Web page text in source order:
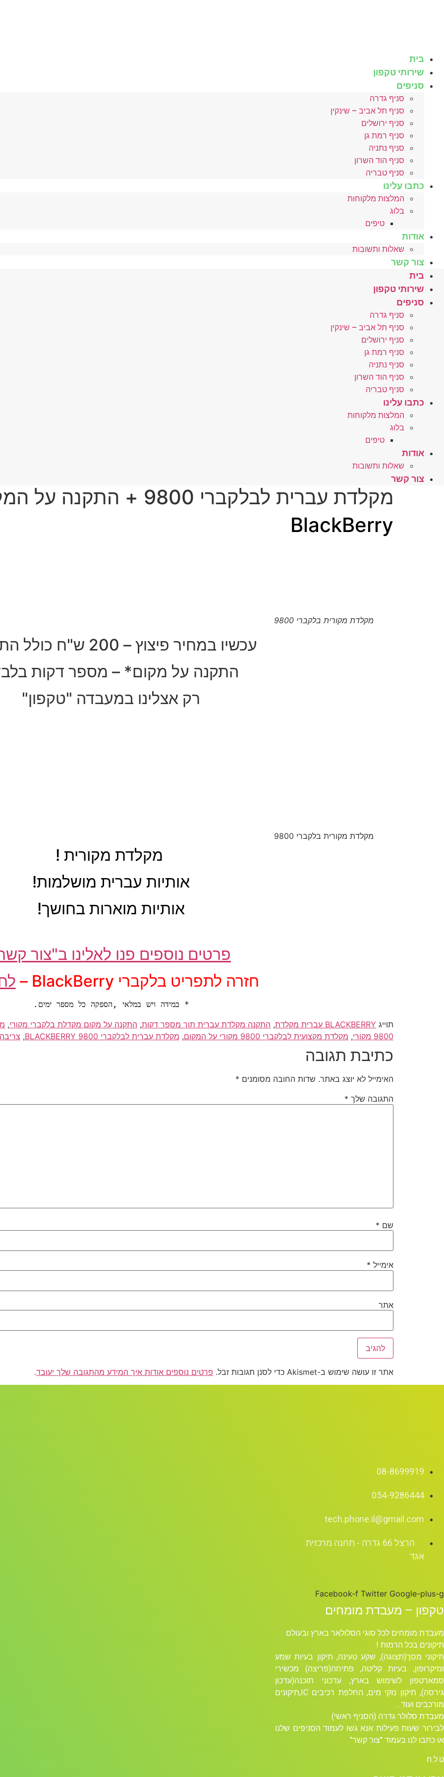
בית
שירותי טקפון
סניפים
סניף גדרה
סניף תל אביב – שינקין
סניף ירושלים
סניף רמת גן
סניף נתניה
סניף הוד השרון
סניף טבריה
כתבו עלינו
המלצות מלקוחות
בלוג
טיפים
אודות
שאלות ותשובות
צור קשר
בית
שירותי טקפון
סניפים
סניף גדרה
סניף תל אביב – שינקין
סניף ירושלים
סניף רמת גן
סניף נתניה
סניף הוד השרון
סניף טבריה
כתבו עלינו
המלצות מלקוחות
בלוג
טיפים
אודות
שאלות ותשובות
צור קשר
מקלדת עברית לבלקברי 9800 + התקנה על המקום – לחץ כאן
BlackBerry
מקלדת מקורית בלקברי 9800
עכשיו במחיר פיצוץ – 200 ש"ח כולל התקנה !
התקנה על מקום* – מספר דקות
רק אצלינו במעבדה "טקפון"
מקלדת מקורית בלקברי 9800
מקלדת מקורית !
אותיות עברית מושלמות!
אותיות מוארות בחושך!
פרטים נוספים פנו לאלינו ב"צור
חזרה לתפריט בלקברי BlackBerry –
* במידה ויש במלאי ,הספקה כל מספר ימים.
תוייג BLACKBERRY עברית מקלדת , התקנה מקלדת עברית תוך מספר דקות, התקנה על מקום מקדלת בלקברי מקורי,
9800 מקורי
, מקלדת מקצועית לבלקברי 9800 מקורי על המקום , מקלדת עברית לבלקברי 9800 BLACKBERRY ,
כתיבת תגובה
האימייל לא יוצג באתר. שדות החובה מסומנים *
התגובה שלך *
שם *
אימייל *
אתר
אתר זו עושה שימוש ב-Akismet כדי לסנן תגובות זבל. פרטים נוספים אודות איך המידע מהתגובה שלך יעובד.
08-8699919
054-9286444
tech.phone.il@gmail.com
הרצל 66 גדרה - תחנה מרכזית
אגד
Facebook-f Twitter Google-plus-g
טקפון – מעבדת מומחים
מעבדת מומחים לכל סוגי הסלולאר בארץ ובעולם
תיקונים בכל הרמות !
תיקוני מסך(תצוגה), שקע טעינה, תיקון בעיות שמע
ומיקרופון, בעיות קליטה, פתיחה(פריצה) מכשירי
סמארטפון לשימוש בארץ, עדכוני תוכנה(עדכון
גירסה), תיקון נזקי מים, החלפת רכיבים ICׁ,תיקונים
מורכבים ועוד….
מעבדת סלולר גדרה (הסניף ראשי)
לבירור שעות פעילות אנא גשו לעמוד הסניפים שלנו
או כתבו לנו בעמוד "צור קשר".
ט.ל.ח